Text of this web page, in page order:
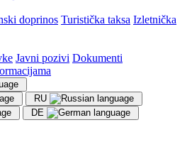
doprinos Turistička taksa Izletnička
Javni pozivi Dokumenti
RU
DE